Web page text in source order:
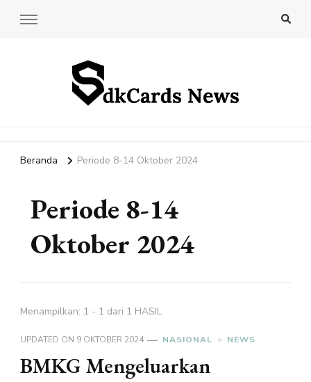
Beranda Periode 8-14 Oktober 2024
Periode 8-14
Oktober 2024
Menampilkan: 1 - 1 dari 1 HASIL
UPDATED ON 9 OKTOBER 2024 NASIONAL NEWS
BMKG Mengeluarkan